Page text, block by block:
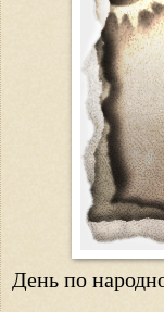
День по